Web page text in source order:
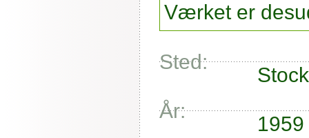
Værket er
Sted:
År:
1959